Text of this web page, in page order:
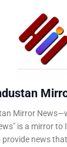
Mirror
is a mirror to
provide news